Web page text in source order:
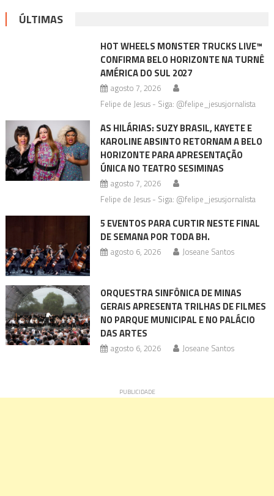
ÚLTIMAS
HOT WHEELS MONSTER TRUCKS LIVE™
CONFIRMA BELO HORIZONTE NA TURNÊ
AMÉRICA DO SUL 2027
agosto 7, 2026
Felipe de Jesus - Siga: @felipe_jesusjornalista
AS HILÁRIAS: SUZY BRASIL, KAYETE E
KAROLINE ABSINTO RETORNAM A BELO
HORIZONTE PARA APRESENTAÇÃO
ÚNICA NO TEATRO SESIMINAS
agosto 7, 2026
Felipe de Jesus - Siga: @felipe_jesusjornalista
5 EVENTOS PARA CURTIR NESTE FINAL
DE SEMANA POR TODA BH.
agosto 6, 2026 Joseane Santos
ORQUESTRA SINFÔNICA DE MINAS
GERAIS APRESENTA TRILHAS DE FILMES
NO PARQUE MUNICIPAL E NO PALÁCIO
DAS ARTES
agosto 6, 2026 Joseane Santos